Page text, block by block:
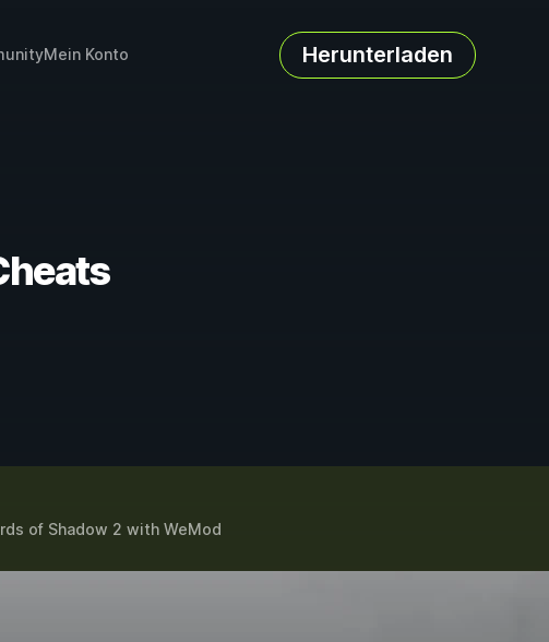
Mein Konto Herunterladen
of Shadow 2 with WeMod